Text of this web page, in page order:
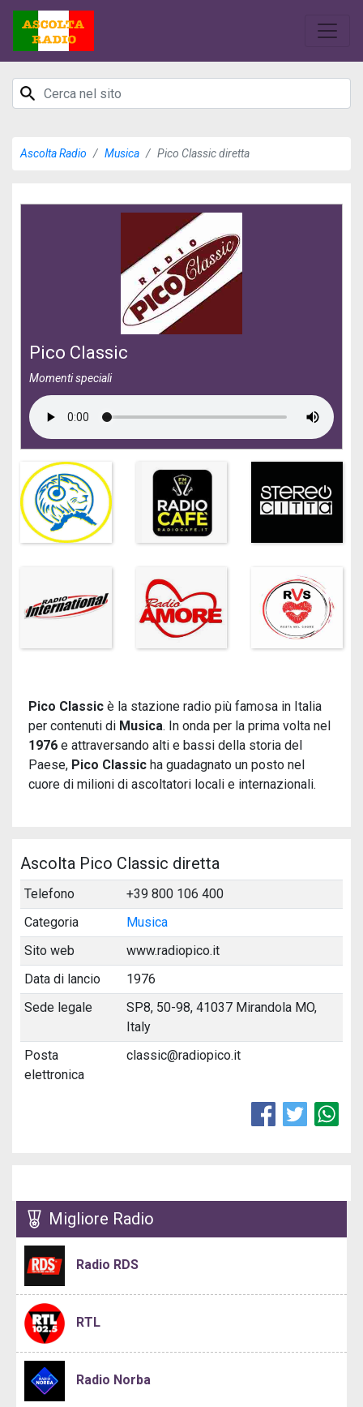
Ascolta Radio Musica Pico Classic diretta
Pico Classic
Momenti speciali
Pico Classic è la stazione radio più famosa in Italia
per contenuti di Musica. In onda per la prima volta nel
1976 e attraversando alti e bassi della storia del
Paese, Pico Classic ha guadagnato un posto nel
cuore di milioni di ascoltatori locali e internazionali.
Ascolta Pico Classic diretta
Telefono
+39 800 106 400
Categoria
Musica
Sito web
www.radiopico.it
Data di lancio
1976
Sede legale
SP8, 50-98, 41037 Mirandola MO,
Italy
Posta
elettronica
classic@radiopico.it
Migliore Radio
Radio RDS
RTL
Radio Norba